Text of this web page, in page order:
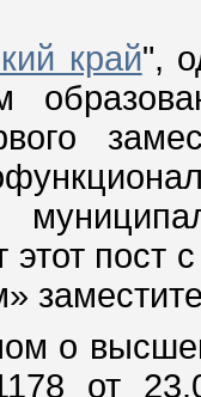
край",
этот пост
о
от